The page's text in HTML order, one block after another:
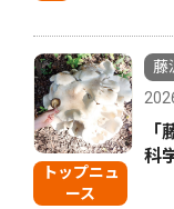
トップニュ
ース
藤
科